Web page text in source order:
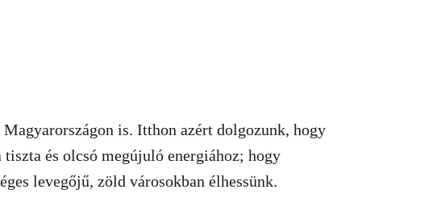
is. Itthon azért dolgozunk, hogy
és olcsó megújuló energiához; hogy
levegőjű, zöld városokban élhessünk.